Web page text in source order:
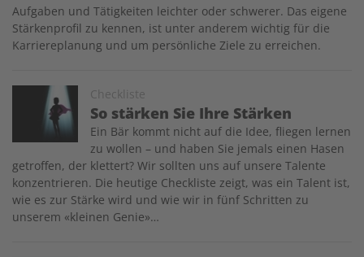
Aufgaben und Tätigkeiten leichter oder schwerer. Das eigene
Stärkenprofil zu kennen, ist unter anderem wichtig für die
Karriereplanung und um persönliche Ziele zu erreichen.
Checkliste
So stärken Sie Ihre Stärken
Ein Bär kommt nicht auf die Idee, fliegen lernen
zu wollen – und haben Sie jemals einen Hasen
getroffen, der klettert? Wir sollten uns auf unsere Talente
konzentrieren. Die heutige Checkliste zeigt, was ein Talent ist,
wie es zur Stärke wird und wie wir in fünf Schritten zu
unserem «kleinen Genie»…